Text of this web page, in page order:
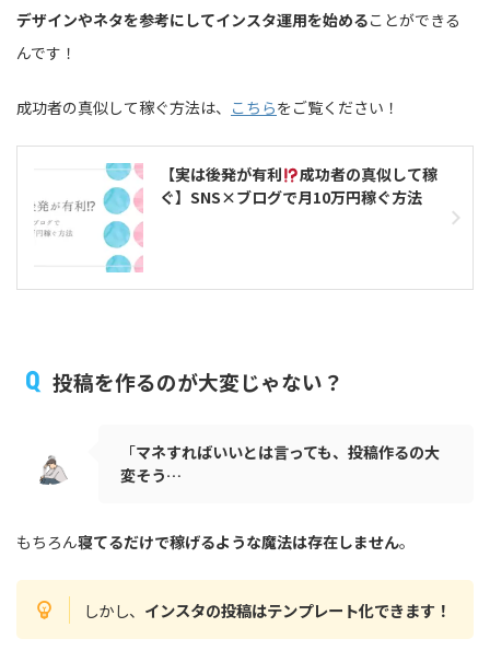
デザインやネタを参考にしてインスタ運用を始めることができる
んです！
成功者の真似して稼ぐ方法は、 こちらをご覧ください！
【実は後発が有利
成功者の真似して稼
ぐ】SNS×ブログで月10万円稼ぐ方法
投稿を作るのが大変じゃない？
「マネすればいいとは言っても、投稿作るの大
変そう…
もちろん寝てるだけで稼げるような魔法は存在しません。
しかし、 インスタの投稿はテンプレート化できます！